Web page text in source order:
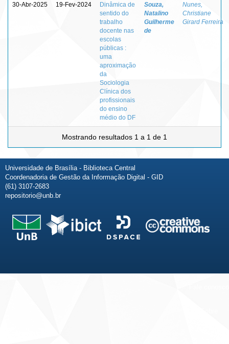
30-Abr-2025 19-Fev-2024
Dinâmica de
sentido do
trabalho
docente nas
escolas
públicas :
uma
aproximação
da
Sociologia
Clínica dos
profissionais
do ensino
médio do DF
Souza,
Natalino
Guilherme
de
Nunes,
Christiane
Girard Ferreira
Mostrando resultados 1 a 1 de 1
Universidade de Brasília - Biblioteca Central
Coordenadoria de Gestão da Informação Digital - GID
(61) 3107-2683
repositorio@unb.br